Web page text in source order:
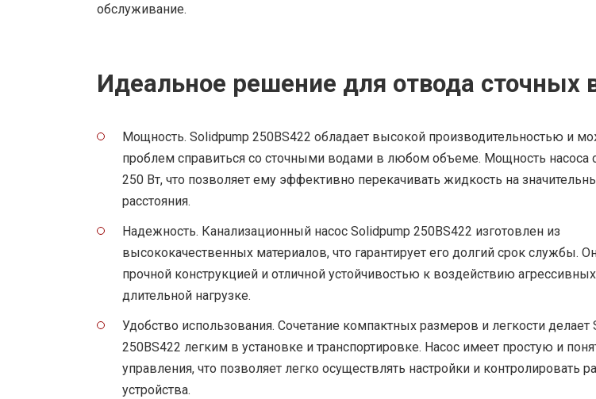
обслуживание.
Идеальное решение для отвода сточных
Мощность. Solidpump 250BS422 обладает высокой производительностью и
проблем справиться со сточными водами в любом объеме. Мощность насоса
250 Вт, что позволяет ему эффективно перекачивать жидкость на
расстояния.
Надежность. Канализационный насос Solidpump 250BS422 изготовлен из
высококачественных материалов, что гарантирует его долгий срок службы.
прочной конструкцией и отличной устойчивостью к воздействию
длительной нагрузке.
Удобство использования. Сочетание компактных размеров и легкости делает
250BS422 легким в установке и транспортировке. Насос имеет простую и
управления, что позволяет легко осуществлять настройки и контролировать
устройства.